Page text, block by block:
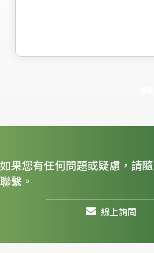
如果您有任何問題或疑慮，請
聯繫。
線上詢問